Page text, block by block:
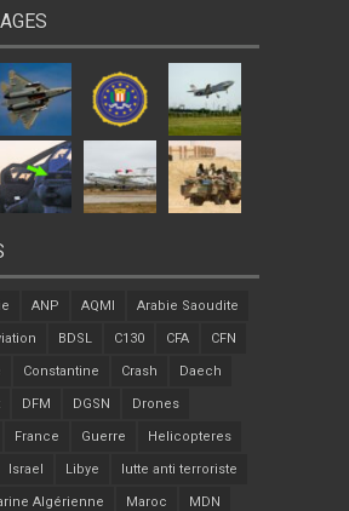
ANP AQMI Arabie Saoudite
BDSL C130 CFA CFN
Constantine Crash Daech
DFM DGSN Drones
France Guerre Helicopteres
Israel Libye lutte anti terroriste
Algérienne Maroc MDN